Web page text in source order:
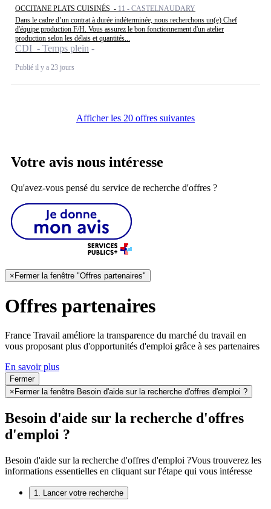
OCCITANE PLATS CUISINÉS - 11 - CASTELNAUDARY
Dans le cadre d’un contrat à durée indéterminée, nous recherchons un(e) Chef
d'équipe production F/H. Vous assurez le bon fonctionnement d'un atelier
production selon les délais et quantités...
CDI - Temps plein
Publié il y a 23 jours
Afficher les 20 offres suivantes
Votre avis nous intéresse
Qu'avez-vous pensé du service de recherche d'offres ?
×Fermer la fenêtre "Offres partenaires"
Offres partenaires
France Travail améliore la transparence du marché du travail en
vous proposant plus d'opportunités d'emploi grâce à ses partenaires
En savoir plus
Fermer
× Fermer la fenêtre Besoin d'aide sur la recherche d'offres d'emploi ?
Besoin d'aide sur la recherche d'offres
d'emploi ?
Besoin d'aide sur la recherche d'offres d'emploi ?Vous trouverez les
informations essentielles en cliquant sur l'étape qui vous intéresse
1. Lancer votre recherche